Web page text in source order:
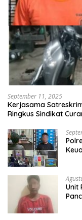
September 11, 2025
Kerjasama
Ringkus Sindikat
Unit